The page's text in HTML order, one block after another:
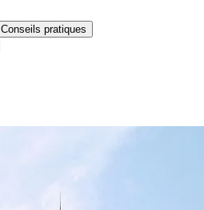
Conseils pratiques